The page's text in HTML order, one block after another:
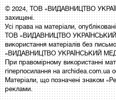
© 2024, ТОВ «ВИДАВНИЦТВО
захищені.
Усі права на матеріали,
ТОВ «ВИДАВНИЦТВО УКРАЇНСЬКИЙ
використання матеріалів без
«ВИДАВНИЦТВО УКРАЇНСЬКИЙ
При правомірному використанні
гіперпосилання на archidea.com.ua
Матеріали, що позначені знаком
реклами.